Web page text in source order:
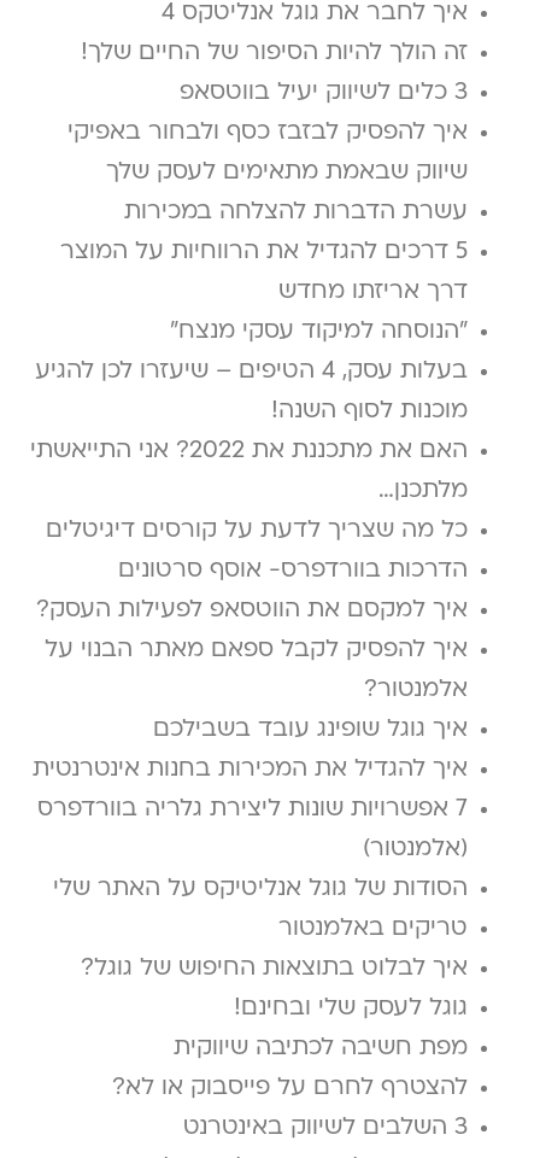
איך לחבר את גוגל אנליטקס 4
זה הולך להיות הסיפור של החיים שלך!
3 כלים לשיווק יעיל בווטסאפ
איך להפסיק לבזבז כסף ולבחור באפיקי
שיווק שבאמת מתאימים לעסק שלך
עשרת הדברות להצלחה במכירות
5 דרכים להגדיל את הרווחיות על המוצר
דרך אריזתו מחדש
"הנוסחה למיקוד עסקי מנצח"
בעלות עסק, 4 הטיפים – שיעזרו לכן להגיע
מוכנות לסוף השנה!
האם את מתכננת את 2022? אני התייאשתי
מלתכנן…
כל מה שצריך לדעת על קורסים דיגיטלים
הדרכות בוורדפרס- אוסף סרטונים
איך למקסם את הווטסאפ לפעילות העסק?
איך להפסיק לקבל ספאם מאתר הבנוי על
אלמנטור?
איך גוגל שופינג עובד בשבילכם
איך להגדיל את המכירות בחנות אינטרנטית
7 אפשרויות שונות ליצירת גלריה בוורדפרס
(אלמנטור)
הסודות של גוגל אנליטיקס על האתר שלי
טריקים באלמנטור
איך לבלוט בתוצאות החיפוש של גוגל?
גוגל לעסק שלי ובחינם!
מפת חשיבה לכתיבה שיווקית
להצטרף לחרם על פייסבוק או לא?
3 השלבים לשיווק באינטרנט